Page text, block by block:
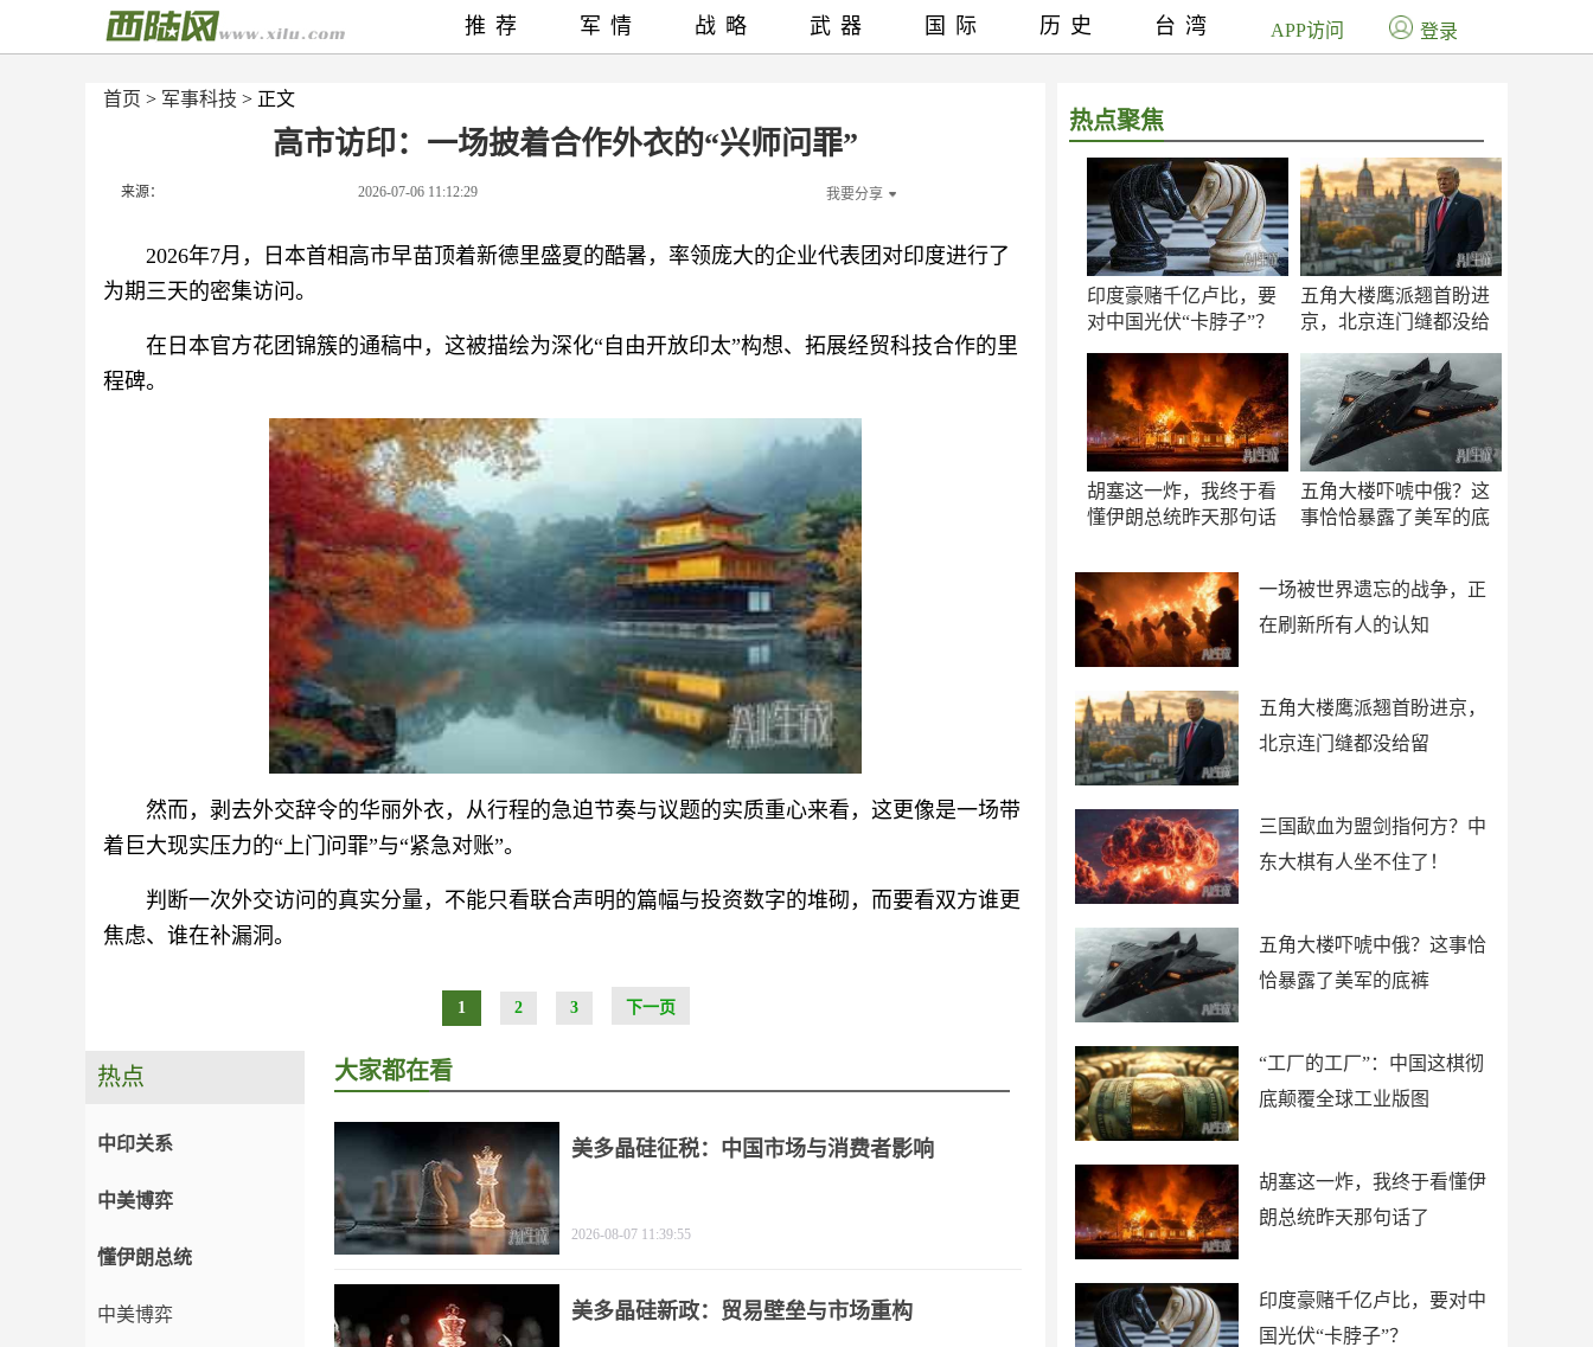
首页 > 军事科技 > 正文
高市访印：一场披着合作外衣的“兴师问罪”
来源： 2026-07-06 11:12:29 我要分享
2026年7月，日本首相高市早苗顶着新德里盛夏的酷暑，率领庞大的企业代表团对印度进行了
为期三天的密集访问。
在日本官方花团锦簇的通稿中，这被描绘为深化“自由开放印太”构想、拓展经贸科技合作的里
程碑。
然而，剥去外交辞令的华丽外衣，从行程的急迫节奏与议题的实质重心来看，这更像是一场带
着巨大现实压力的“上门问罪”与“紧急对账”。
判断一次外交访问的真实分量，不能只看联合声明的篇幅与投资数字的堆砌，而要看双方谁更
焦虑、谁在补漏洞。
1 2 3 下一页
热点聚焦
印度豪赌千亿卢比，要
对中国光伏“卡脖子”？
五角大楼鹰派翘首盼进
京，北京连门缝都没给
胡塞这一炸，我终于看
懂伊朗总统昨天那句话
五角大楼吓唬中俄？这
事恰恰暴露了美军的底
一场被世界遗忘的战争，正
在刷新所有人的认知
五角大楼鹰派翘首盼进京，
北京连门缝都没给留
三国歃血为盟剑指何方？中
东大棋有人坐不住了！
五角大楼吓唬中俄？这事恰
恰暴露了美军的底裤
“工厂的工厂”：中国这棋彻
底颠覆全球工业版图
胡塞这一炸，我终于看懂伊
朗总统昨天那句话了
印度豪赌千亿卢比，要对中
国光伏“卡脖子”？
推荐 军情 战略 武器 国际 历史 台湾 APP访问 登录
热点
中印关系
中美博弈
懂伊朗总统
中美博弈
大家都在看
美多晶硅征税：中国市场与消费者影响
2026-08-07 11:39:55
美多晶硅新政：贸易壁垒与市场重构